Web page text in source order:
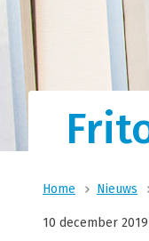
Home Nieuws
10 december 2019